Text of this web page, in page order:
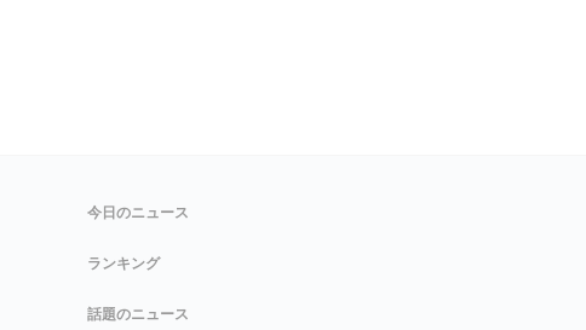
今日のニュース
ランキング
話題のニュース